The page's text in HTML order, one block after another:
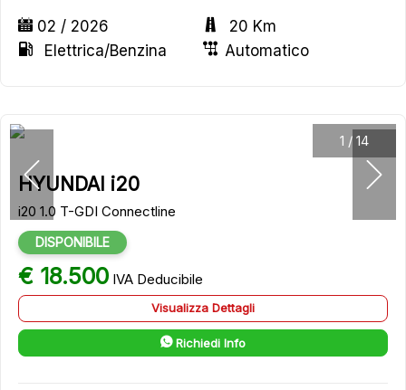
02 / 2026
20 Km
Elettrica/Benzina
Automatico
1 / 14
HYUNDAI i20
i20 1.0 T-GDI Connectline
DISPONIBILE
€ 18.500 IVA Deducibile
Visualizza Dettagli
Richiedi Info